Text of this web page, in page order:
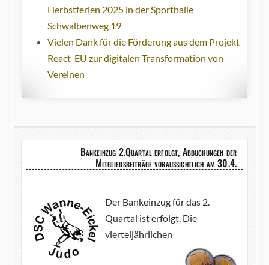
Herbstferien 2025 in der Sporthalle
Schwalbenweg 19
Vielen Dank für die Förderung aus dem Projekt
React-EU zur digitalen Transformation von
Vereinen
Bankeinzug 2.Quartal erfolgt, Abbuchungen der
Mitgliedsbeiträge voraussichtlich am 30.4.
Der Bankeinzug für das 2.
Quartal ist erfolgt. Die
vierteljährlichen